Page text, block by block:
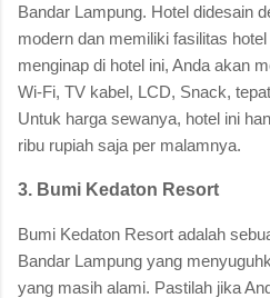
Bandar Lampung. Hotel didesain
modern dan memiliki fasilitas
menginap di hotel ini, Anda akan
Wi-Fi, TV kabel, LCD, Snack,
Untuk harga sewanya, hotel ini
ribu rupiah saja per malamnya.
3. Bumi Kedaton Resort
Bumi Kedaton Resort adalah
Bandar Lampung yang
yang masih alami. Pastilah jika